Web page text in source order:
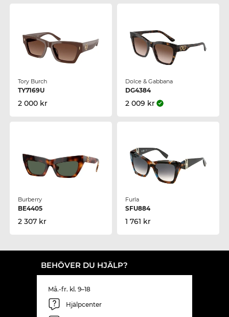
Tory Burch
TY7169U
2 000 kr
Dolce & Gabbana
DG4384
2 009 kr
Burberry
BE4405
2 307 kr
Furla
SFU884
1 761 kr
BEHÖVER DU HJÄLP?
Må.-fr. kl. 9–18
Hjälpcenter